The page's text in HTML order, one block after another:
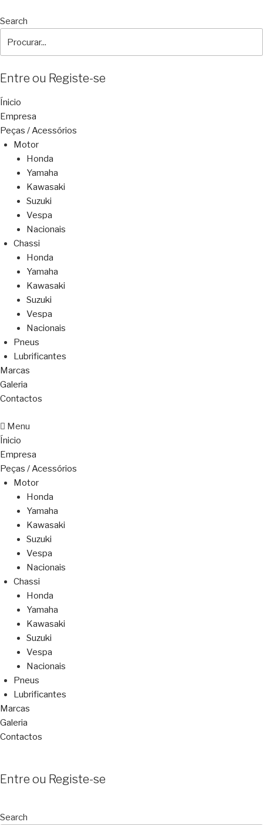
Search
Entre ou Registe-se
Ínicio
Empresa
Peças / Acessórios
Motor
Honda
Yamaha
Kawasaki
Suzuki
Vespa
Nacionais
Chassi
Honda
Yamaha
Kawasaki
Suzuki
Vespa
Nacionais
Pneus
Lubrificantes
Marcas
Galeria
Contactos
Menu
Ínicio
Empresa
Peças / Acessórios
Motor
Honda
Yamaha
Kawasaki
Suzuki
Vespa
Nacionais
Chassi
Honda
Yamaha
Kawasaki
Suzuki
Vespa
Nacionais
Pneus
Lubrificantes
Marcas
Galeria
Contactos
Entre ou Registe-se
Search